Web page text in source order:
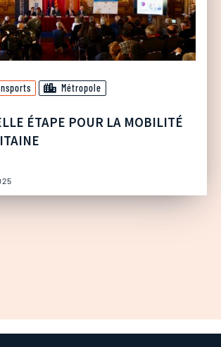
Métropole
ÉTAPE POUR LA MOBILITÉ